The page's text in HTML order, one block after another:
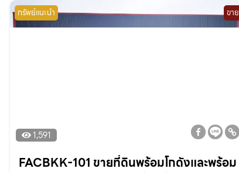
ทรัพย์แนะนำ ขาย
1,591
FACBKK-101 ขายที่ดินพร้อมโกดังและพร้อม